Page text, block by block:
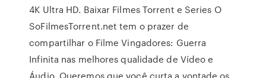
4K Ultra HD. Baixar Filmes Torrent e Series O
SoFilmesTorrent.net tem o prazer de
compartilhar o Filme Vingadores: Guerra
Infinita nas melhores qualidade de Vídeo e
Áudio. Queremos que você curta a vontade os